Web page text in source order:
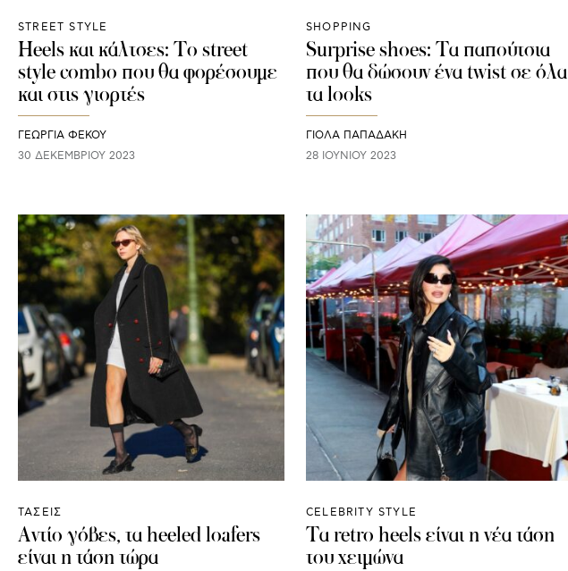
STREET STYLE
Heels και κάλτσες: To street
style combo που θα φορέσουμε
και στις γιορτές
ΓΕΩΡΓΙΑ ΦΕΚΟΥ
30 ΔΕΚΕΜΒΡΊΟΥ 2023
SHOPPING
Surprise shoes: Τα παπούτσια
που θα δώσουν ένα twist σε όλα
τα looks
ΓΙΌΛΑ ΠΑΠΑΔΆΚΗ
28 ΙΟΥΝΊΟΥ 2023
ΤΑΣΕΙΣ
Αντίο γόβες, τα heeled loafers
είναι η τάση τώρα
CELEBRITY STYLE
Τα retro heels είναι η νέα τάση
του χειμώνα